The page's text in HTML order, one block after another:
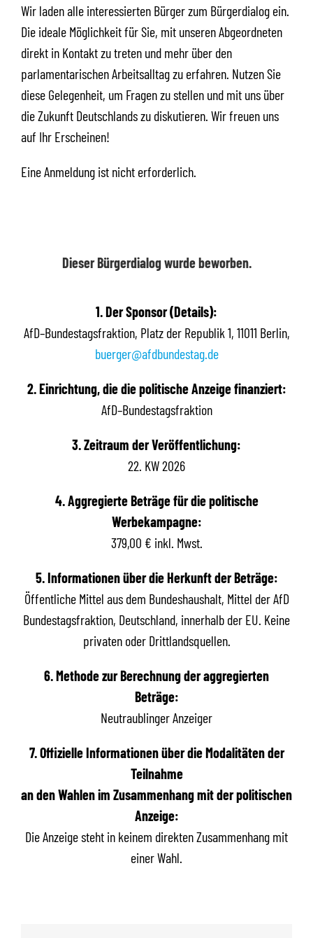
Wir laden alle interessierten Bürger zum Bürgerdialog ein.
Die ideale Möglichkeit für Sie, mit unseren Abgeordneten
direkt in Kontakt zu treten und mehr über den
parlamentarischen Arbeitsalltag zu erfahren. Nutzen Sie
diese Gelegenheit, um Fragen zu stellen und mit uns über
die Zukunft Deutschlands zu diskutieren. Wir freuen uns
auf Ihr Erscheinen!
Eine Anmeldung ist nicht erforderlich.
Dieser Bürgerdialog wurde beworben.
1. Der Sponsor (Details):
AfD–Bundestagsfraktion, Platz der Republik 1, 11011 Berlin,
buerger@afdbundestag.de
2. Einrichtung, die die politische Anzeige finanziert:
AfD–Bundestagsfraktion
3. Zeitraum der Veröffentlichung:
22. KW 2026
4. Aggregierte Beträge für die politische
Werbekampagne:
379,00 € inkl. Mwst.
5. Informationen über die Herkunft der Beträge:
Öffentliche Mittel aus dem Bundeshaushalt, Mittel der AfD
Bundestagsfraktion, Deutschland, innerhalb der EU. Keine
privaten oder Drittlandsquellen.
6. Methode zur Berechnung der aggregierten
Beträge:
Neutraublinger Anzeiger
7. Offizielle Informationen über die Modalitäten der
Teilnahme
an den Wahlen im Zusammenhang mit der politischen
Anzeige:
Die Anzeige steht in keinem direkten Zusammenhang mit
einer Wahl.